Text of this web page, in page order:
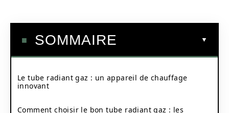
SOMMAIRE
Le tube radiant gaz : un appareil de chauffage
innovant
Comment choisir le bon tube radiant gaz : les